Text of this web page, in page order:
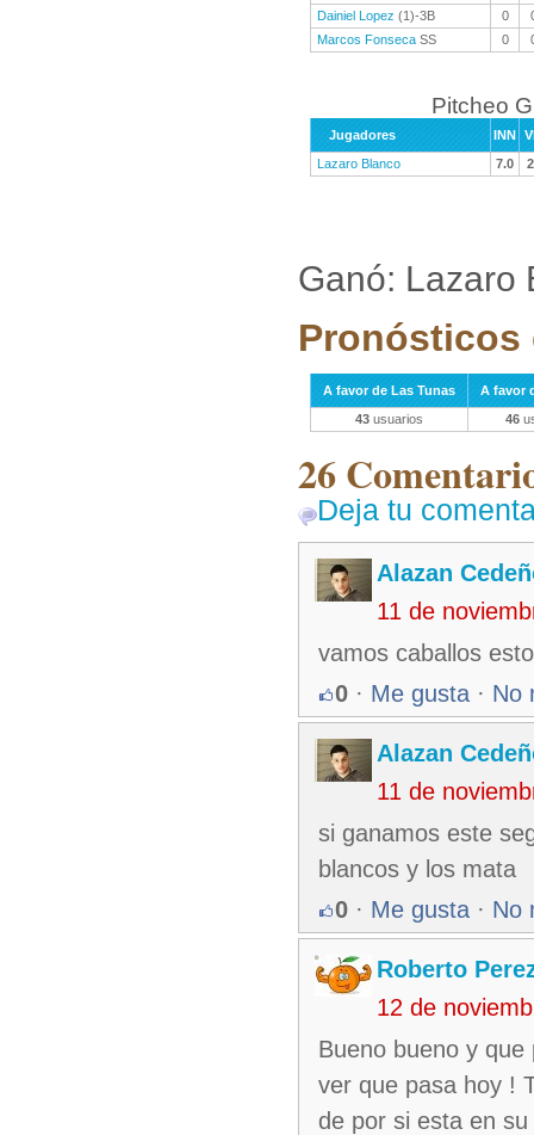
Dainiel Lopez (1)-3B 0
Marcos Fonseca SS 0
Pitcheo
Jugadores INN
Lazaro Blanco
7.0
Ganó: Lazaro
Pronósticos
A favor de Las Tunas
A favor
43 usuarios 46
26
Deja tu
Alazan
11 de
vamos caballos
0 · Me gusta · No
Alazan
11 de
si ganamos este
blancos y los mata
0 · Me gusta · No
Roberto
12 de
Bueno bueno y
ver que pasa hoy !
de por si esta en